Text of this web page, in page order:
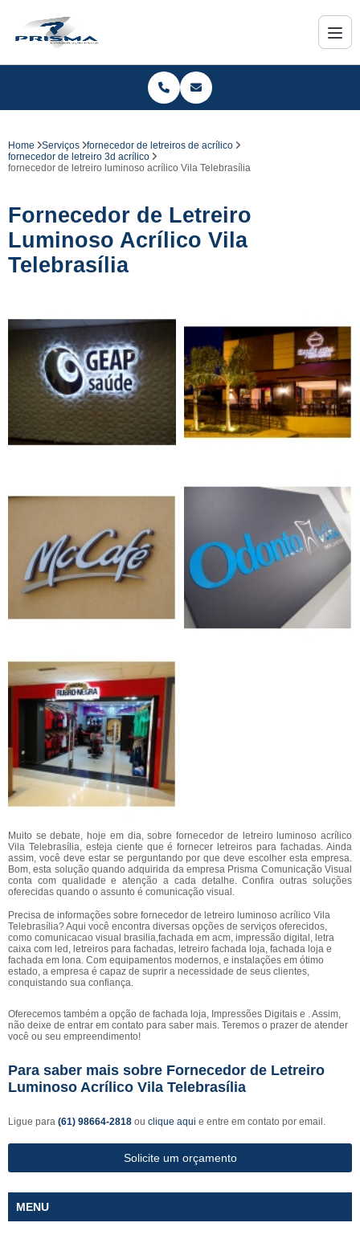
Home Serviços
fornecedor de letreiros de acrílico
fornecedor de letreiro 3d acrílico
fornecedor de letreiro luminoso acrílico Vila Telebrasília
Fornecedor de Letreiro
Luminoso Acrílico Vila
Telebrasília
Muito se debate, hoje em dia, sobre fornecedor de letreiro luminoso acrílico
Vila Telebrasília, esteja ciente que é fornecer letreiros para fachadas. Ainda
assim, você deve estar se perguntando por que deve escolher esta empresa.
Bom, esta solução quando adquirida da empresa Prisma Comunicação Visual
conta com qualidade e atenção a cada detalhe. Confira outras soluções
oferecidas quando o assunto é comunicação visual.
Precisa de informações sobre fornecedor de letreiro luminoso acrílico Vila
Telebrasília? Aqui você encontra diversas opções de serviços oferecidos,
como comunicacao visual brasilia,fachada em acm, impressão digital, letra
caixa com led, letreiros para fachadas, letreiro fachada loja, fachada loja e
fachada em lona. Com equipamentos modernos, e instalações em ótimo
estado, a empresa é capaz de suprir a necessidade de seus clientes,
conquistando sua confiança.
Oferecemos também a opção de fachada loja, Impressões Digitais e . Assim,
não deixe de entrar em contato para saber mais. Teremos o prazer de atender
você ou seu empreendimento!
Para saber mais sobre Fornecedor de Letreiro
Luminoso Acrílico Vila Telebrasília
Ligue para (61) 98664-2818 ou clique aqui e entre em contato por email.
Solicite um orçamento
MENU